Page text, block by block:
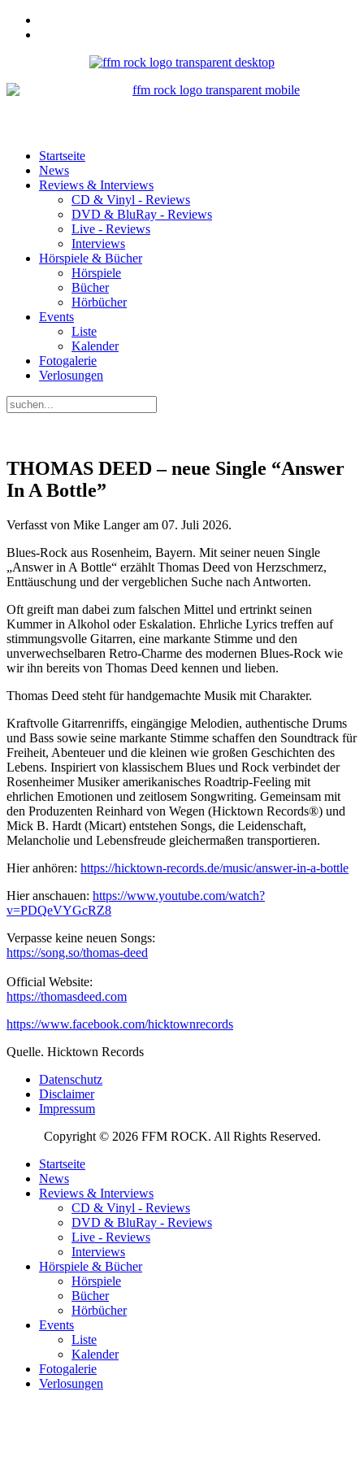
Startseite
News
Reviews & Interviews
CD & Vinyl - Reviews
DVD & BluRay - Reviews
Live - Reviews
Interviews
Hörspiele & Bücher
Hörspiele
Bücher
Hörbücher
Events
Liste
Kalender
Fotogalerie
Verlosungen
THOMAS DEED – neue Single “Answer
In A Bottle”
Verfasst von Mike Langer am 07. Juli 2026.
Blues-Rock aus Rosenheim, Bayern. Mit seiner neuen Single
„Answer in A Bottle“ erzählt Thomas Deed von Herzschmerz,
Enttäuschung und der vergeblichen Suche nach Antworten.
Oft greift man dabei zum falschen Mittel und ertrinkt seinen
Kummer in Alkohol oder Eskalation. Ehrliche Lyrics treffen auf
stimmungsvolle Gitarren, eine markante Stimme und den
unverwechselbaren Retro-Charme des modernen Blues-Rock wie
wir ihn bereits von Thomas Deed kennen und lieben.
Thomas Deed steht für handgemachte Musik mit Charakter.
Kraftvolle Gitarrenriffs, eingängige Melodien, authentische Drums
und Bass sowie seine markante Stimme schaffen den Soundtrack für
Freiheit, Abenteuer und die kleinen wie großen Geschichten des
Lebens. Inspiriert von klassischem Blues und Rock verbindet der
Rosenheimer Musiker amerikanisches Roadtrip-Feeling mit
ehrlichen Emotionen und zeitlosem Songwriting. Gemeinsam mit
den Produzenten Reinhard von Wegen (Hicktown Records®) und
Mick B. Hardt (Micart) entstehen Songs, die Leidenschaft,
Melancholie und Lebensfreude gleichermaßen transportieren.
Hier anhören: https://hicktown-records.de/music/answer-in-a-bottle
Hier anschauen: https://www.youtube.com/watch?
v=PDQeVYGcRZ8
Verpasse keine neuen Songs:
https://song.so/thomas-deed
Official Website:
https://thomasdeed.com
https://www.facebook.com/hicktownrecords
Quelle. Hicktown Records
Datenschutz
Disclaimer
Impressum
Copyright © 2026 FFM ROCK. All Rights Reserved.
Startseite
News
Reviews & Interviews
CD & Vinyl - Reviews
DVD & BluRay - Reviews
Live - Reviews
Interviews
Hörspiele & Bücher
Hörspiele
Bücher
Hörbücher
Events
Liste
Kalender
Fotogalerie
Verlosungen